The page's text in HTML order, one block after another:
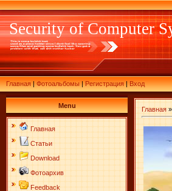
Security of Computer
Главная|Фотоальбомы|Регистрация|Вход
Menu
Главная
Статьи
Download
Фотоархив
Feedback
Главная »